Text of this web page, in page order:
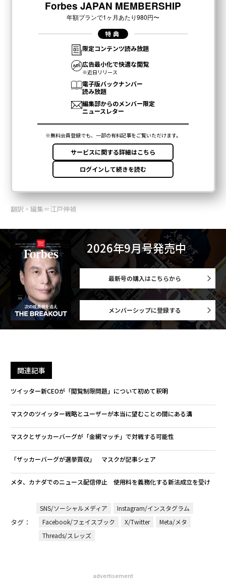
翻訳・編集＝江戸伸禎
2026年9月号発売中
最新号の購入はこちらから
メンバーシップに登録する
関連記事
ツイッター新CEOが「閲覧制限問題」について初めて釈明
マスクのツイッター戦略とユーザーが本当に望むことの間にある溝
マスクとザッカーバーグが「金網マッチ」で対戦する可能性
「ザッカーバーグが選挙買収」 マスクが記事シェア
メタ、カナダでのニュース配信停止 使用料を義務化する新法成立を受け
タグ：
SNS/ソーシャルメディア
Instagram/インスタグラム
Facebook/フェイスブック
X/Twitter
Meta/メタ
Threads/スレッズ
advertisement